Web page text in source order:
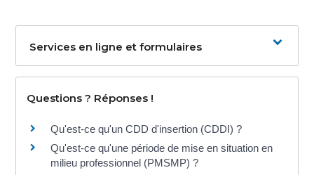
Services en ligne et formulaires
Questions ? Réponses !
Qu'est-ce qu'un CDD d'insertion (CDDI) ?
Qu'est-ce qu'une période de mise en situation en
milieu professionnel (PMSMP) ?